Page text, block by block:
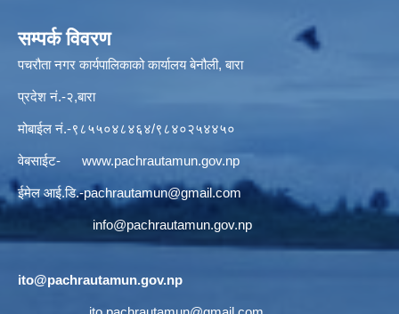
सम्पर्क विवरण
पचरौता नगर कार्यपालिकाको कार्यालय बेनौली, बारा
प्रदेश नं.-२,बारा
मोबाईल नं.-९८५५०४८४६४/९८४०२५४४५०
वेबसाईट- www.pachrautamun.gov.np
ईमेल आई.डि.-pachrautamun@gmail.com
info@pachrautamun.gov.np
ito@pachrautamun.gov.np